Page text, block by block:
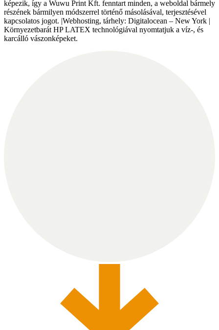
képezik, így a Wuwu Print Kft. fenntart minden, a weboldal bármely
részének bármilyen módszerrel történő másolásával, terjesztésével
kapcsolatos jogot. |Webhosting, tárhely: Digitalocean – New York |
Környezetbarát HP LATEX technológiával nyomtatjuk a víz-, és
karcálló vászonképeket.